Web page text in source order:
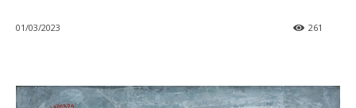
01/03/2023 261